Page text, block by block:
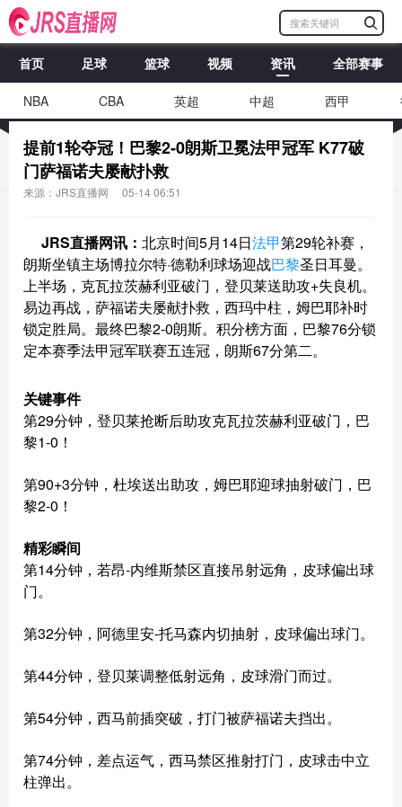
首页 足球 篮球 视频 资讯 全部赛事
NBA CBA 英超 中超 西甲
提前1轮夺冠！巴黎2-0朗斯卫冕法甲冠军 K77破
门萨福诺夫屡献扑救
来源：JRS直播网 05-14 06:51
JRS直播网讯： 北京时间5月14日法甲第29轮补赛，
朗斯坐镇主场博拉尔特·德勒利球场迎战巴黎圣日耳曼。
上半场，克瓦拉茨赫利亚破门，登贝莱送助攻+失良机。
易边再战，萨福诺夫屡献扑救，西玛中柱，姆巴耶补时
锁定胜局。最终巴黎2-0朗斯。积分榜方面，巴黎76分锁
定本赛季法甲冠军联赛五连冠，朗斯67分第二。
关键事件
第29分钟，登贝莱抢断后助攻克瓦拉茨赫利亚破门，巴
黎1-0！
第90+3分钟，杜埃送出助攻，姆巴耶迎球抽射破门，巴
黎2-0！
精彩瞬间
第14分钟，若昂-内维斯禁区直接吊射远角，皮球偏出球
门。
第32分钟，阿德里安-托马森内切抽射，皮球偏出球门。
第44分钟，登贝莱调整低射远角，皮球滑门而过。
第54分钟，西马前插突破，打门被萨福诺夫挡出。
第74分钟，差点运气，西马禁区推射打门，皮球击中立
柱弹出。